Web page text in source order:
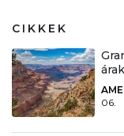
CIKKEK
06.